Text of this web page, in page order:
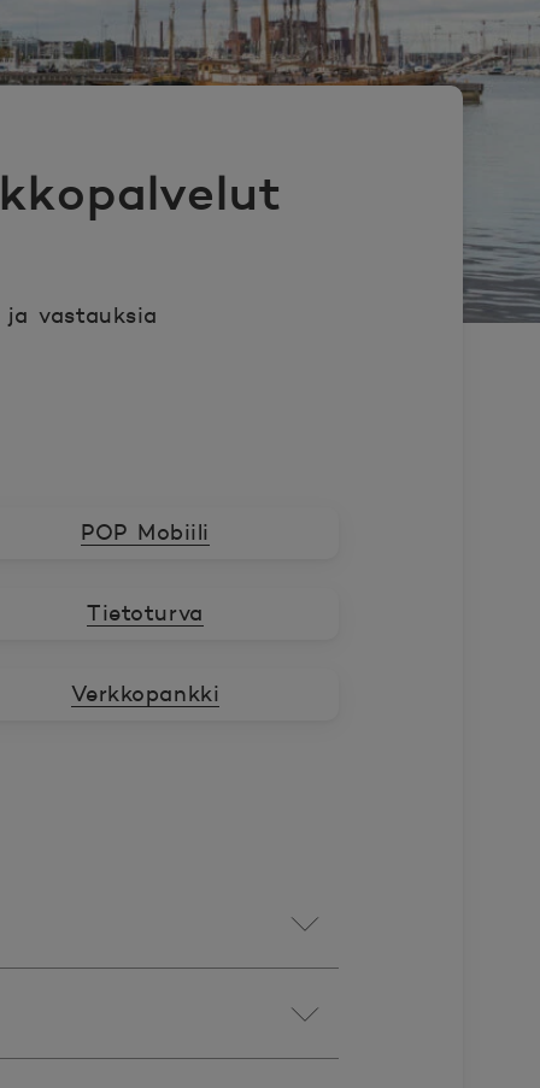
ja vastauksia
POP Mobiili
Tietoturva
Verkkopankki